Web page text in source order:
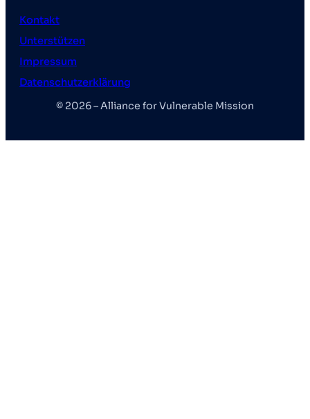
Kontakt
Unterstützen
Impressum
Datenschutzerklärung
© 2026 – Alliance for Vulnerable Mission